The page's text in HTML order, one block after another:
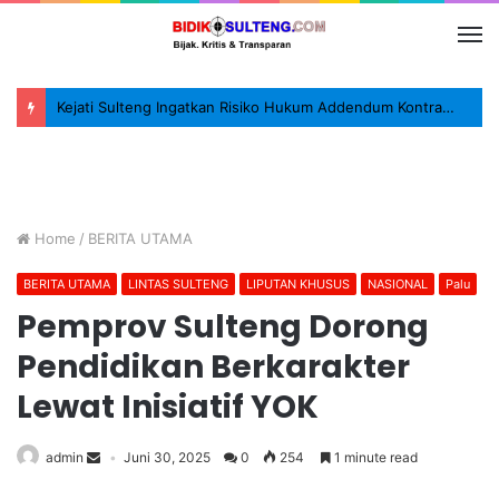
Kejati Sulteng Ingatkan Risiko Hukum Addendum Kontrak Pengadaan
Home / BERITA UTAMA
BERITA UTAMA LINTAS SULTENG LIPUTAN KHUSUS NASIONAL Palu
Pemprov Sulteng Dorong
Pendidikan Berkarakter
Lewat Inisiatif YOK
admin Juni 30, 2025 0 254 1 minute read